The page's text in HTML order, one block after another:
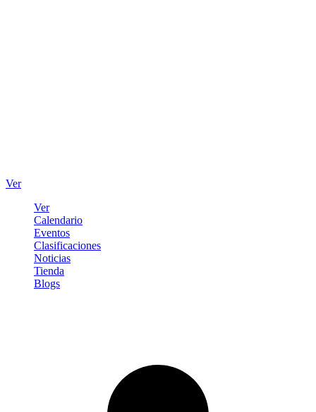
Ver
Ver
Calendario
Eventos
Clasificaciones
Noticias
Tienda
Blogs